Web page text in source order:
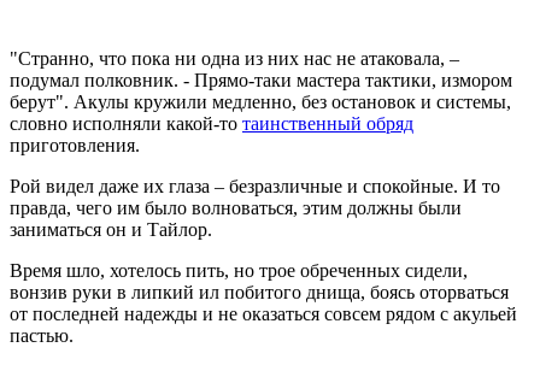
"Странно, что пока ни одна из них нас не атаковала, –
подумал полковник. - Прямо-таки мастера тактики, измором
берут". Акулы кружили медленно, без остановок и системы,
словно исполняли какой-то таинственный обряд
приготовления.
Рой видел даже их глаза – безразличные и спокойные. И то
правда, чего им было волноваться, этим должны были
заниматься он и Тайлор.
Время шло, хотелось пить, но трое обреченных сидели,
вонзив руки в липкий ил побитого днища, боясь оторваться
от последней надежды и не оказаться совсем рядом с акульей
пастью.